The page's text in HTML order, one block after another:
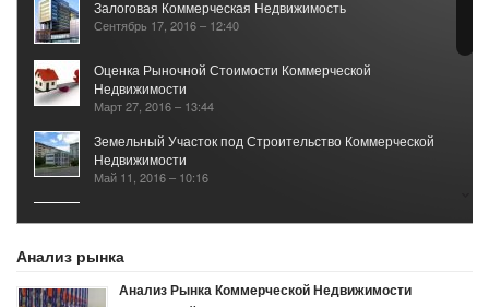
Залоговая Коммерческая Недвижимость
Сентябрь 17, 2016 – 12:40
Оценка Рыночной Стоимости Коммерческой
Недвижимости
Март 27, 2016 – 13:44
Земельный Участок под Строительство Коммерческой
Недвижимости
Май 11, 2016 – 10:16
Январь 25, 2021 – 05:40
Анализ рынка
Анализ Рынка Коммерческой Недвижимости